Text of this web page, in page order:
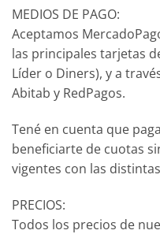
MEDIOS DE PAGO:
Aceptamos
las principales tarjetas
Líder o Diners), y a
Abitab y RedPagos.
Tené en cuenta que
beneficiarte de cuotas
vigentes con las
PRECIOS:
Todos los precios de